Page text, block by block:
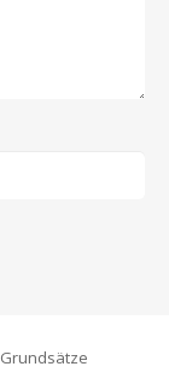
Grundsätze